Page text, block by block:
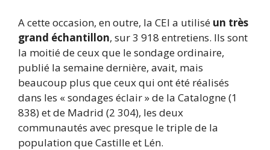
A cette occasion, en outre, la CEI a utilisé un très
grand échantillon, sur 3 918 entretiens. Ils sont
la moitié de ceux que le sondage ordinaire,
publié la semaine dernière, avait, mais
beaucoup plus que ceux qui ont été réalisés
dans les « sondages éclair » de la Catalogne (1
838) et de Madrid (2 304), les deux
communautés avec presque le triple de la
population que Castille et Lén.